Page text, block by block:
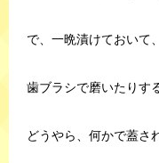
で、一晩漬けておいて
歯ブラシで磨いたりす
どうやら、何かで蓋さ